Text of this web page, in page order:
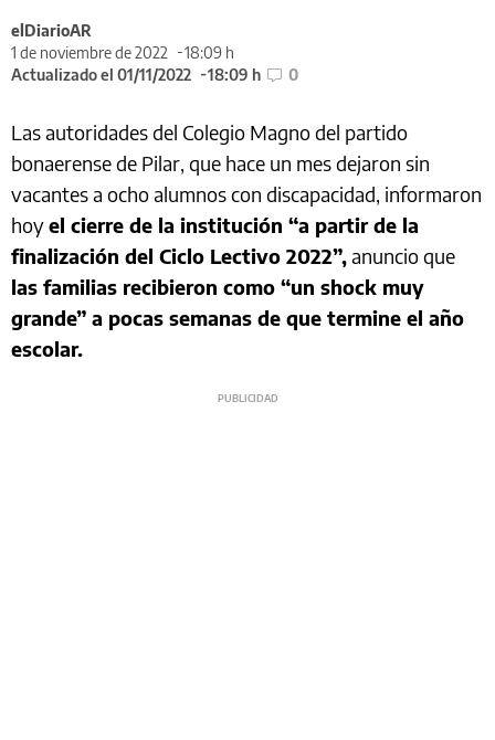
elDiarioAR
1 de noviembre de 2022
18:09 h
Actualizado el 01/11/2022
18:09 h 0
Las autoridades del Colegio Magno del partido
bonaerense de Pilar, que hace un mes dejaron sin
vacantes a ocho alumnos con discapacidad, informaron
hoyel cierre de la institución “a partir de la
finalización del Ciclo Lectivo 2022”,anuncio que
las familias recibieron como “un shock muy
grande” a pocas semanas de que termine el año
escolar.